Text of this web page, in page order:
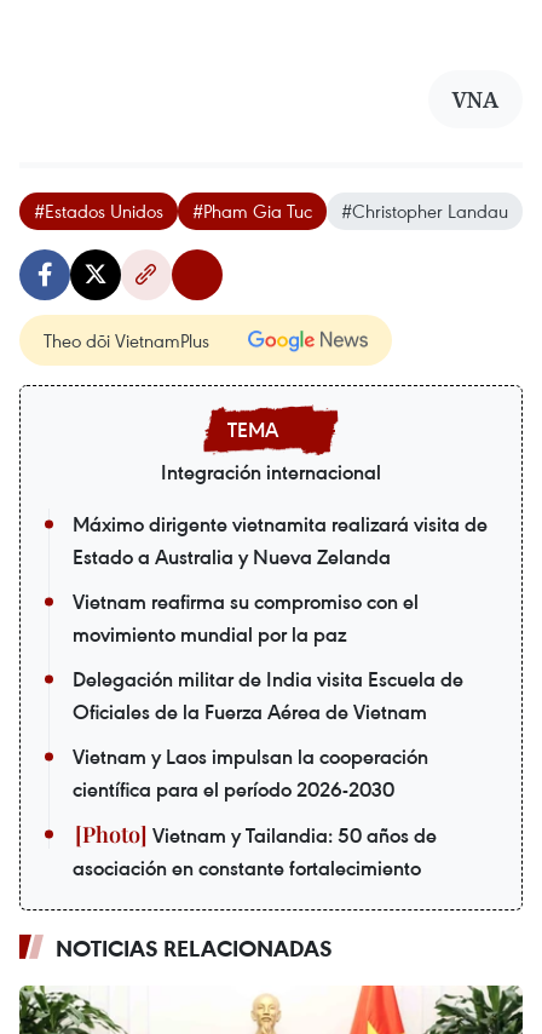
VNA
#Estados Unidos #Pham Gia Tuc #Christopher Landau
Theo dõi VietnamPlus
Integración internacional
Máximo dirigente vietnamita realizará visita de
Estado a Australia y Nueva Zelanda
Vietnam reafirma su compromiso con el
movimiento mundial por la paz
Delegación militar de India visita Escuela de
Oficiales de la Fuerza Aérea de Vietnam
Vietnam y Laos impulsan la cooperación
científica para el período 2026-2030
Vietnam y Tailandia: 50 años de
asociación en constante fortalecimiento
NOTICIAS RELACIONADAS